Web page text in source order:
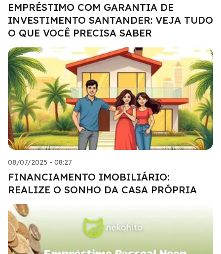
EMPRÉSTIMO COM GARANTIA DE
INVESTIMENTO SANTANDER: VEJA TUDO
O QUE VOCÊ PRECISA SABER
08/07/2025 - 08:27
FINANCIAMENTO IMOBILIÁRIO:
REALIZE O SONHO DA CASA PRÓPRIA